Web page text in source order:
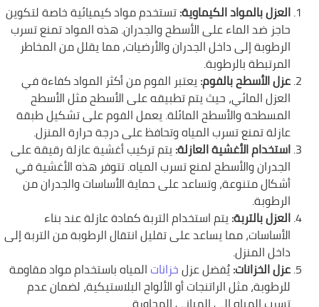
العزل بالمواد الكيماوية:تستخدم مواد كيميائية خاصة لتكوين
حاجز ضد الماء على الأسطح والجدران. هذه المواد تمنع تسرب
الرطوبة إلى داخل الجدران والأرضيات، مما يقلل من المخاطر
المرتبطة بالرطوبة.
عزل الأسطح بالفوم: يعتبر الفوم من أكثر المواد كفاءة في
العزل المائي، حيث يتم تطبيقه على الأسطح مثل الأسطح
المسطحة والأسطح المائلة. يعمل الفوم على تشكيل طبقة
عازلة تمنع تسرب المياه وتحافظ على درجة حرارة المنزل.
استخدام الأغشية العازلة: يتم تركيب أغشية عازلة رقيقة على
الجدران والأسطح لمنع تسرب المياه. تتوفر هذه الأغشية في
أشكال متنوعة، وتساعد على حماية الأساسات والجدران من
الرطوبة.
العزل بالتربة: يتم استخدام التربة كمادة عازلة عند بناء
الأساسات، مما يساعد على تقليل انتقال الرطوبة من التربة إلى
داخل المنزل.
عزل الخزانات:يُفضل عزلخزانات المياه باستخدام مواد مقاومة
للرطوبة، مثل الراتنجات أو الألواح البلاستيكية، لضمان عدم